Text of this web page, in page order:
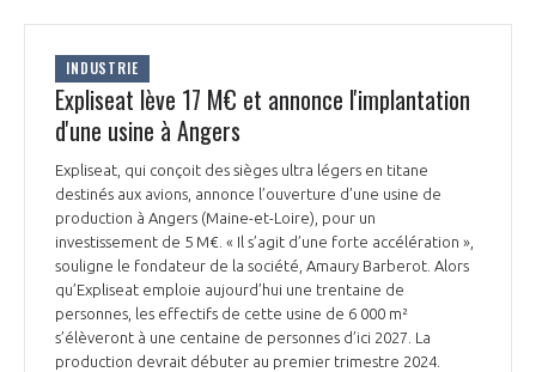
INDUSTRIE
Expliseat lève 17 M€ et annonce l'implantation
d'une usine à Angers
Expliseat, qui conçoit des sièges ultra légers en titane
destinés aux avions, annonce l’ouverture d’une usine de
production à Angers (Maine-et-Loire), pour un
investissement de 5 M€. « Il s’agit d’une forte accélération »,
souligne le fondateur de la société, Amaury Barberot. Alors
qu’Expliseat emploie aujourd’hui une trentaine de
personnes, les effectifs de cette usine de 6 000 m²
s’élèveront à une centaine de personnes d’ici 2027. La
production devrait débuter au premier trimestre 2024.